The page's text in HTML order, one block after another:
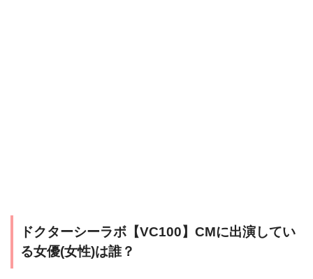
ドクターシーラボ【VC100】CMに出演してい
る女優(女性)は誰？